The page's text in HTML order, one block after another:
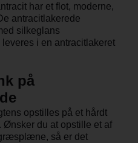
har et flot, moderne,
antracitlakerede
silkeglans
leveres i en antracitlakeret
på
opstilles på et hårdt
du at opstille et af
så er det